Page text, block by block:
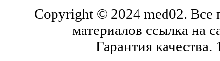
Copyright © 2024 med02. Все
материалов ссылка на
Гарантия